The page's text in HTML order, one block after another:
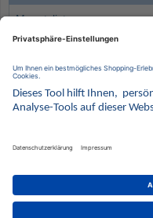
Monatsliste
Angebote
Wissenswertes
Kontakt
Wir behalten uns vor, für ausgewählte
Alle Angebote freibleibend